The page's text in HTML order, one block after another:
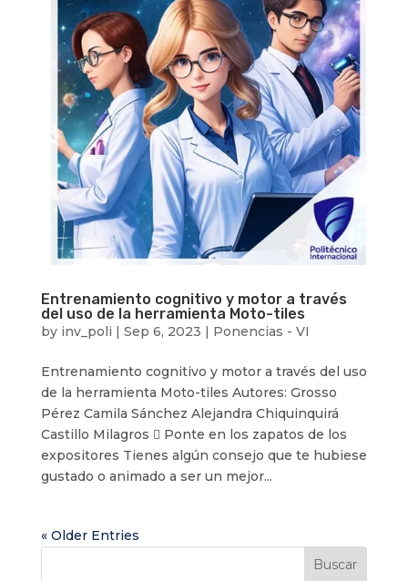
Entrenamiento cognitivo y motor a través
del uso de la herramienta Moto-tiles
by inv_poli | Sep 6, 2023 | Ponencias - VI
Entrenamiento cognitivo y motor a través del uso
de la herramienta Moto-tiles Autores: Grosso
Pérez Camila Sánchez Alejandra Chiquinquirá
Castillo Milagros  Ponte en los zapatos de los
expositores Tienes algún consejo que te hubiese
gustado o animado a ser un mejor...
« Older Entries
Buscar